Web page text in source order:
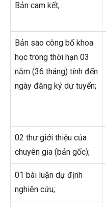
Bản cam kết;
Bản sao công bố khoa
học trong thời hạn 03
năm (36 tháng) tính đến
ngày đăng ký dự tuyển;
02 thư giới thiệu của
chuyên gia (bản gốc);
01 bài luận dự định
nghiên cứu;